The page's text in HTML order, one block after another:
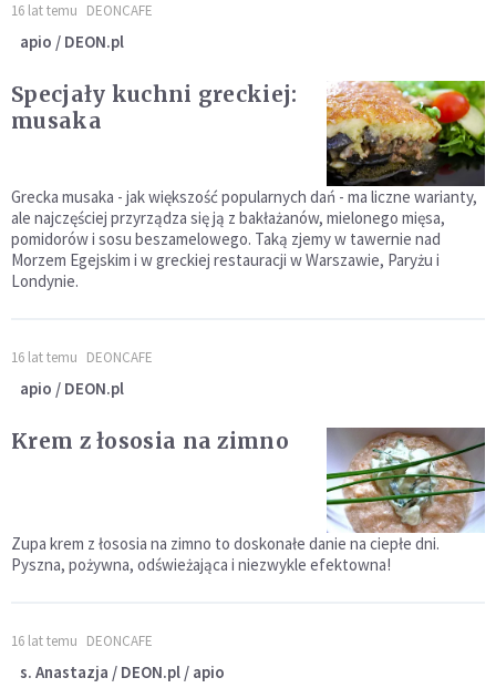
16 lat temu DEONCAFE
apio / DEON.pl
Specjały kuchni greckiej:
musaka
Grecka musaka - jak większość popularnych dań - ma liczne warianty,
ale najczęściej przyrządza się ją z bakłażanów, mielonego mięsa,
pomidorów i sosu beszamelowego. Taką zjemy w tawernie nad
Morzem Egejskim i w greckiej restauracji w Warszawie, Paryżu i
Londynie.
16 lat temu DEONCAFE
apio / DEON.pl
Krem z łososia na zimno
Zupa krem z łososia na zimno to doskonałe danie na ciepłe dni.
Pyszna, pożywna, odświeżająca i niezwykle efektowna!
16 lat temu DEONCAFE
s. Anastazja / DEON.pl / apio